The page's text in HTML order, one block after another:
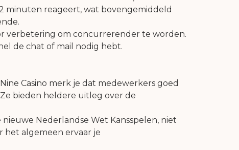
minuten reageert, wat bovengemiddeld
verbetering om concurrerender te worden.
de chat of mail nodig hebt.
Casino merk je dat medewerkers goed
bieden heldere uitleg over de
Nederlandse Wet Kansspelen, niet
het algemeen ervaar je